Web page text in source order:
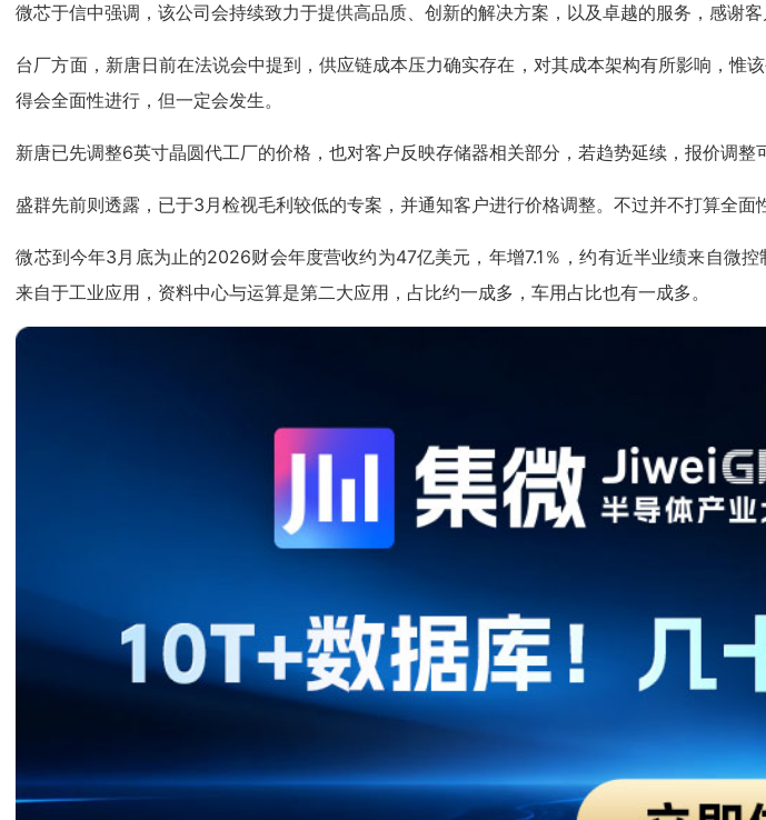
微芯于信中强调，该公司会持续致力于提供高品质、创新的解决方案，以及卓越的服务，感谢客
台厂方面，新唐日前在法说会中提到，供应链成本压力确实存在，对其成本架构有所影响，
得会全面性进行，但一定会发生。
新唐已先调整6英寸晶圆代工厂的价格，也对客户反映存储器相关部分，若趋势延续，报价调整
盛群先前则透露，已于3月检视毛利较低的专案，并通知客户进行价格调整。不过并不打算全面
微芯到今年3月底为止的2026财会年度营收约为47亿美元，年增7.1％，约有近半业绩来自微
来自于工业应用，资料中心与运算是第二大应用，占比约一成多，车用占比也有一成多。